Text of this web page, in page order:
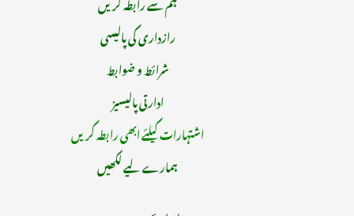
رازداری کی پالیسی
شرائط و ضوابط
ادارتی پالیسیز
اشتہارات کیلئے ابھی رابطہ کریں
ہمارے لیے لکھیں